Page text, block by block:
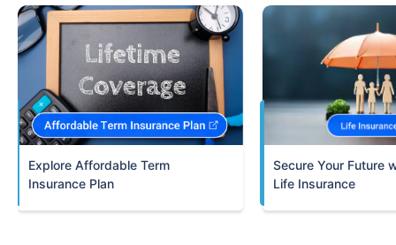
Term
Insurance Plan
Life Insurance